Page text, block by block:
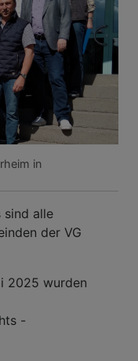
in
sind alle
der VG
2025 wurden
-